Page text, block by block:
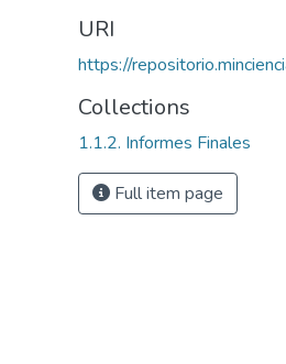
URI
https://
Collections
1.1.2. Informes Finales
Full item page